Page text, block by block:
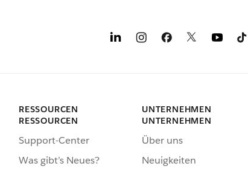
RESSOURCEN
RESSOURCEN
Support-Center
Was gibt’s Neues?
UNTERNEHMEN
UNTERNEHMEN
Über uns
Neuigkeiten